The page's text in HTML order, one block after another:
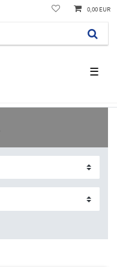
☰
0,00 EUR